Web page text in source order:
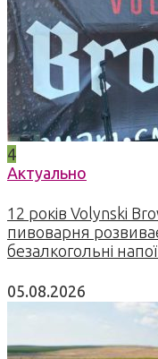
4
Актуально
12 років Volynski
пивоварня
безалкогольні
05.08.2026